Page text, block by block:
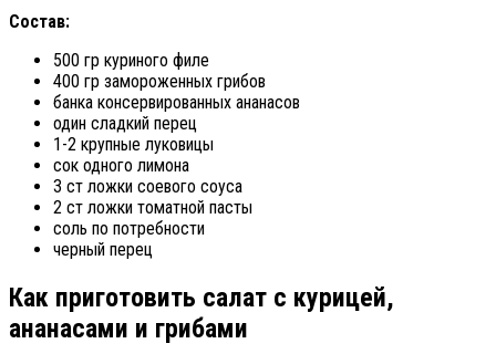
Состав:
500 гр куриного филе
400 гр замороженных грибов
банка консервированных ананасов
один сладкий перец
1-2 крупные луковицы
сок одного лимона
3 ст ложки соевого соуса
2 ст ложки томатной пасты
соль по потребности
черный перец
Как приготовить салат с курицей,
ананасами и грибами